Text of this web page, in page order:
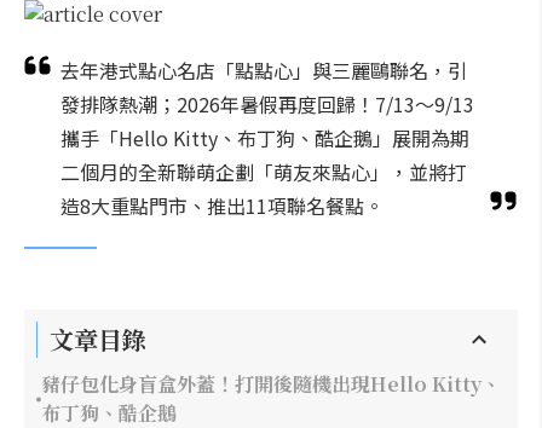
去年港式點心名店「點點心」與三麗鷗聯名，引
發排隊熱潮；2026年暑假再度回歸！7/13～9/13
攜手「Hello Kitty、布丁狗、酷企鵝」展開為期
二個月的全新聯萌企劃「萌友來點心」，並將打
造8大重點門市、推出11項聯名餐點。
文章目錄
豬仔包化身盲盒外蓋！打開後隨機出現Hello Kitty、
布丁狗、酷企鵝